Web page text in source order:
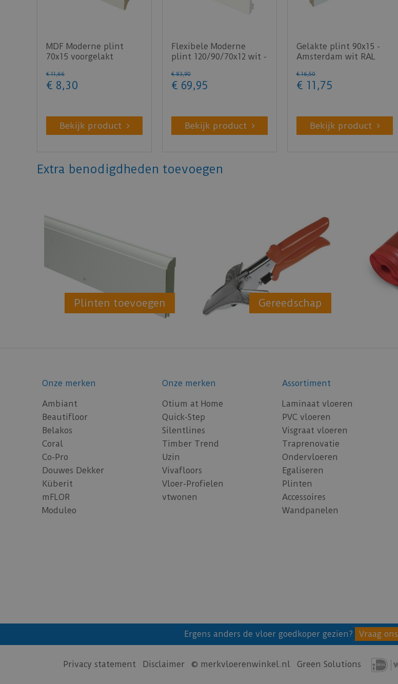
MDF Moderne plint
70x15 voorgelakt
€ 11,66
€ 8,30
Bekijk product
Flexibele Moderne
plint 120/90/70x12 wit -
€ 83,90
€ 69,95
Bekijk product
Gelakte plint 90x15 -
Amsterdam wit RAL
€ 16,50
€ 11 ,75
Bekijk product
Extra benodigdheden toevoegen
Plinten toevoegen Gereedschap
Onze merken
Ambiant
Beautifloor
Belakos
Coral
Co-Pro
Douwes Dekker
Küberit
mFLOR
Moduleo
Onze merken
Otium at Home
Quick-Step
Silentlines
Timber Trend
Uzin
Vivafloors
Vloer-Profielen
vtwonen
Assortiment
Laminaat vloeren
PVC vloeren
Visgraat vloeren
Traprenovatie
Ondervloeren
Egaliseren
Plinten
Accessoires
Wandpanelen
Ergens anders de vloer goedkoper gezien? Vraag ons
Privacy statement Disclaimer © merkvloerenwinkel.nl Green Solutions